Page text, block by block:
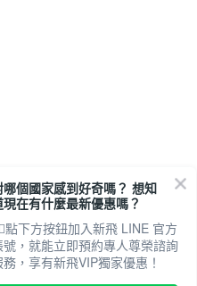
哪個國家感到好奇嗎？ 想知
現在有什麼最新優惠嗎？
點下方按鈕加入新飛 LINE 官方
號，就能立即預約專人尊榮諮詢
務，享有新飛VIP獨家優惠！